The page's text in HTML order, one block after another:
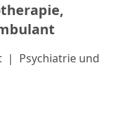
| Psychiatrie und